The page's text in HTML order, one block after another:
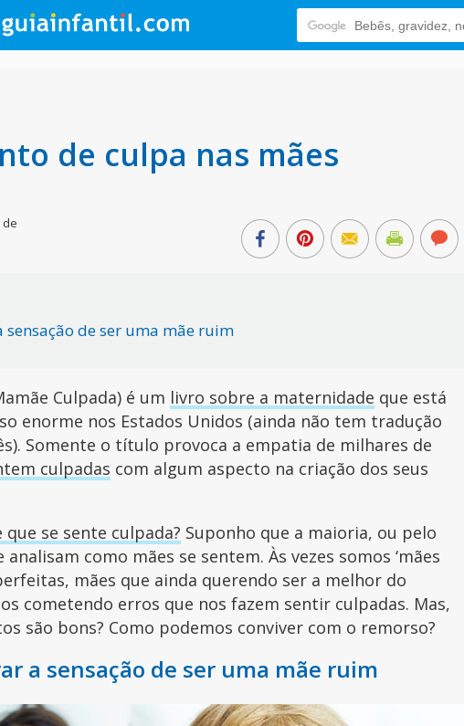
de culpa nas mães
sensação de ser uma mãe ruim
Culpada) é um livro sobre a maternidade que está
enorme nos Estados Unidos (ainda não tem tradução
Somente o título provoca a empatia de milhares de
culpadas com algum aspecto na criação dos seus
que se sente culpada? Suponho que a maioria, ou pelo
analisam como mães se sentem. Às vezes somos ‘mães
mães que ainda querendo ser a melhor do
cometendo erros que nos fazem sentir culpadas. Mas,
são bons? Como podemos conviver com o remorso?
a sensação de ser uma mãe ruim